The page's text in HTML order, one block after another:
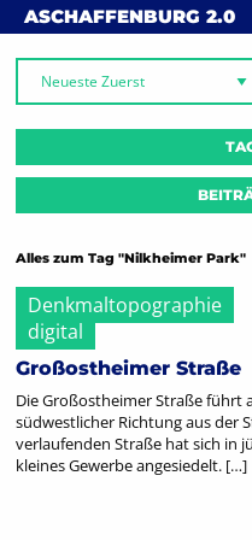
Skip to content
ASCHAFFENBURG 2.0
Alles zum Tag "Nilkheimer Park"
Denkmaltopographie
digital
Großostheimer Straße
Die Großostheimer Straße führt
südwestlicher Richtung aus der
verlaufenden Straße hat sich in
kleines Gewerbe angesiedelt. […]